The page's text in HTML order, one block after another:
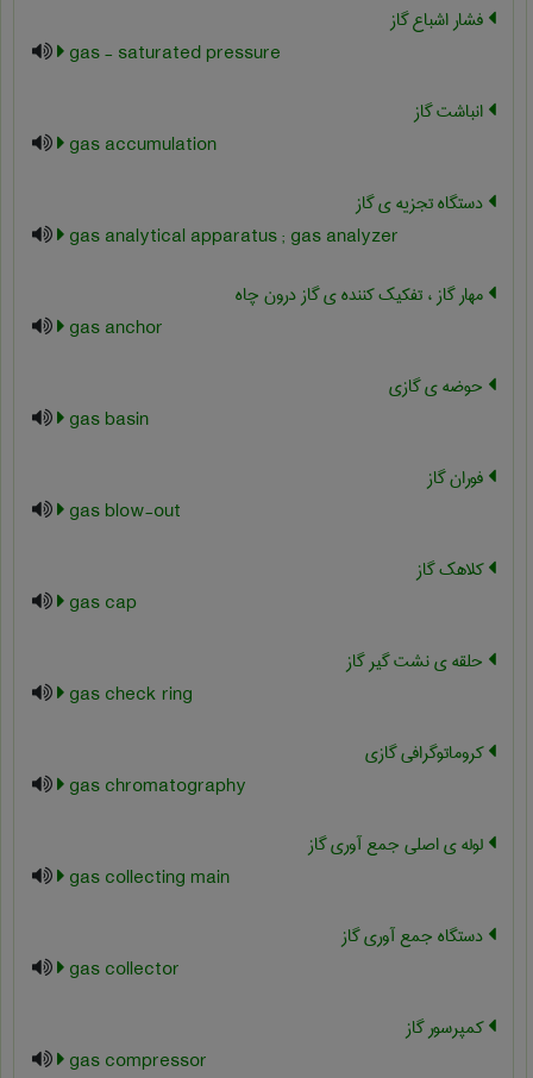
فشار اشباع گاز
gas - saturated pressure
انباشت گاز
gas accumulation
دستگاه تجزیه ی گاز
gas analytical apparatus ; gas analyzer
مهار گاز ، تفکیک کننده ی گاز درون چاه
gas anchor
حوضه ی گازی
gas basin
فوران گاز
gas blow-out
کلاهک گاز
gas cap
حلقه ی نشت گیر گاز
gas check ring
کروماتوگرافی گازی
gas chromatography
لوله ی اصلی جمع آوری گاز
gas collecting main
دستگاه جمع آوری گاز
gas collector
کمپرسور گاز
gas compressor